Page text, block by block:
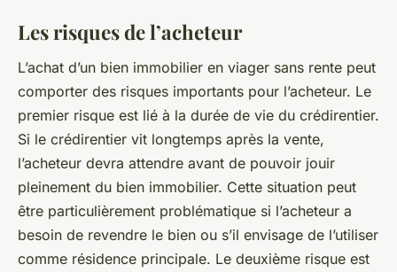
Les risques de l’acheteur
L’achat d’un bien immobilier en viager sans rente peut
comporter des risques importants pour l’acheteur. Le
premier risque est lié à la durée de vie du crédirentier.
Si le crédirentier vit longtemps après la vente,
l’acheteur devra attendre avant de pouvoir jouir
pleinement du bien immobilier. Cette situation peut
être particulièrement problématique si l’acheteur a
besoin de revendre le bien ou s’il envisage de l’utiliser
comme résidence principale. Le deuxième risque est